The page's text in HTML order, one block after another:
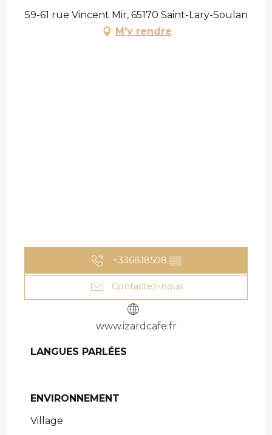
59-61 rue Vincent Mir, 65170 Saint-Lary-Soulan
M'y rendre
+336818508 ▒▒
Contactez-nous
www.izardcafe.fr
LANGUES PARLÉES
LANGUES PARLÉES
ENVIRONNEMENT
ENVIRONNEMENT
Village